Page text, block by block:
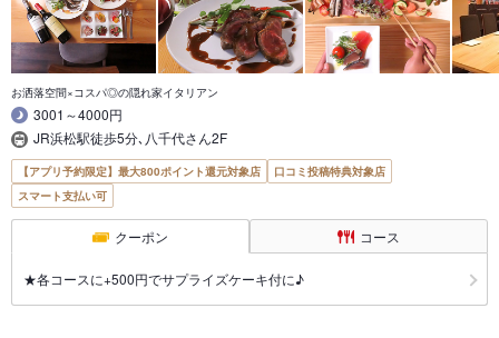
お洒落空間×コスパ◎の隠れ家イタリアン
3001～4000円
JR浜松駅徒歩5分､八千代さん2F
【アプリ予約限定】最大800ポイント還元対象店
口コミ投稿特典対象店
スマート支払い可
クーポン コース
★各コースに+500円でサプライズケーキ付に♪